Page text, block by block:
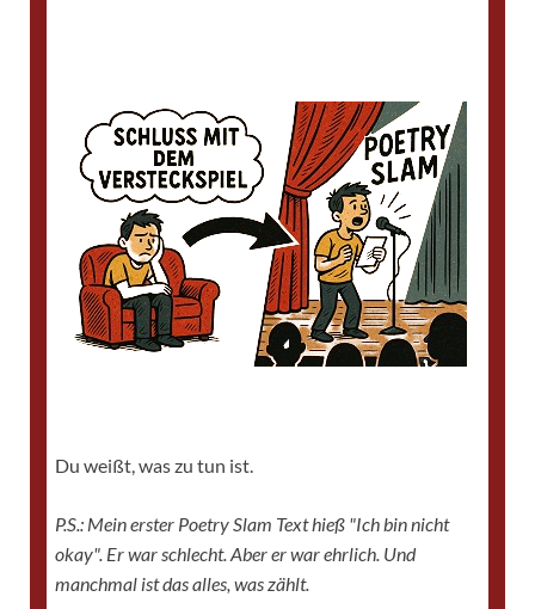
Du weißt, was zu tun ist.
P.S.: Mein erster Poetry Slam Text hieß "Ich bin nicht
okay". Er war schlecht. Aber er war ehrlich. Und
manchmal ist das alles, was zählt.